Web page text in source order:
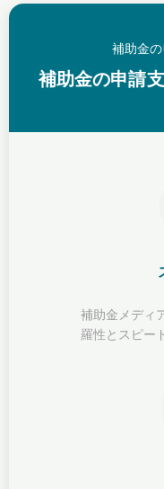
補助金
補助金の申請
補助金メディ
羅性とスピー